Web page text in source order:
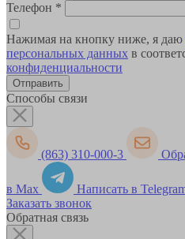
Телефон *
Нажимая на кнопку ниже, я даю
персональных данных в
конфиденциальности
Способы связи
(863) 310-000-3
в Max
Написать в
Заказать звонок
Обратная связь